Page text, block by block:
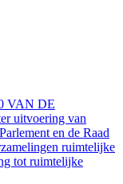
VAN DE
uitvoering van
en de Raad
ruimtelijke
tot ruimtelijke